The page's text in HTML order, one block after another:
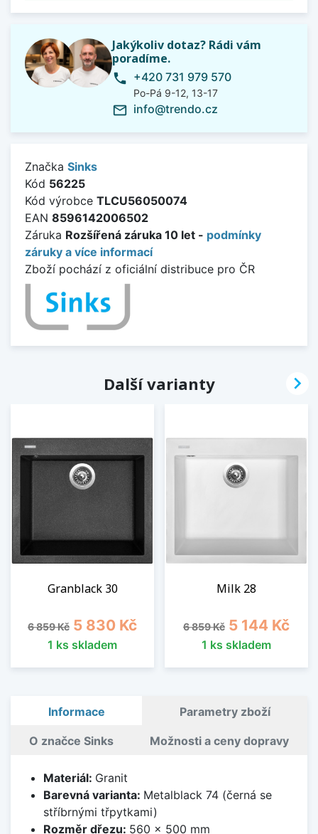
Jakýkoliv dotaz? Rádi vám
poradíme.
phone +420 731 979 570
Po-Pá 9-12, 13-17
mail_outline info@trendo.cz
Značka Sinks
Kód 56225
Kód výrobce TLCU56050074
EAN 8596142006502
Záruka Rozšířená záruka 10 let - podmínky
záruky a více informací
Zboží pochází z oficiální distribuce pro ČR
Další varianty
Granblack 30
Běžná cena
6 859 Kč Cena
5 830 Kč
1 ks skladem
Milk 28
Běžná cena
6 859 Kč Cena
5 144 Kč
1 ks skladem

Informace Parametry zboží
O značce Sinks Možnosti a ceny dopravy
Materiál: Granit
Barevná varianta: Metalblack 74 (černá se
stříbrnými třpytkami)
Rozměr dřezu: 560 x 500 mm